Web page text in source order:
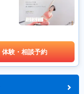
体験・相談予約